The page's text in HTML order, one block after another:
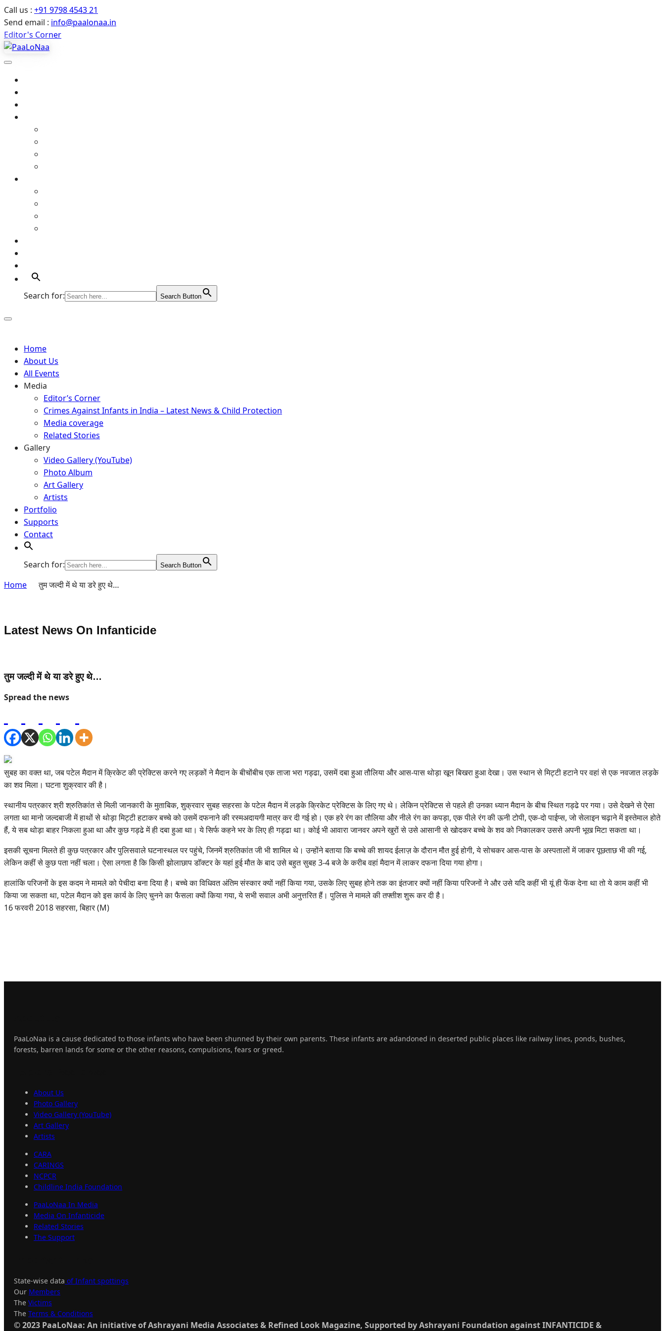
Call us : +91 9798 4543 21
Send email : info@paalonaa.in
Editor's Corner
Search for: Search Button
Home
About Us
All Events
Media
Editor’s Corner
Crimes Against Infants in India – Latest News & Child Protection
Media coverage
Related Stories
Gallery
Video Gallery (YouTube)
Photo Album
Art Gallery
Artists
Portfolio
Supports
Contact
Search for: Search Button
Home तुम जल्दी में थे या डरे हुए थे…
Latest News On Infanticide
तुम जल्दी में थे या डरे हुए थे…
Spread the news
सुबह का वक्त था, जब पटेल मैदान में क्रिकेट की प्रेक्टिस करने गए लड़कों ने मैदान के बीचोंबीच एक ताजा भरा गड्ढा, उसमें दबा हुआ तौलिया और आस-पास थोड़ा खून बिखरा हुआ देखा। उस स्थान से मिट्टी हटाने पर वहां से एक नवजात लड़के
का शव मिला। घटना शुक्रवार की है।
स्थानीय पत्रकार श्री श्रुतिकांत से मिली जानकारी के मुताबिक, शुक्रवार सुबह सहरसा के पटेल मैदान में लड़के क्रिकेट प्रेक्टिस के लिए गए थे। लेकिन प्रेक्टिस से पहले ही उनका ध्यान मैदान के बीच स्थित गड्ढे पर गया। उसे देखने से ऐसा
लगता था मानो जल्दबाजी में हाथों से थोड़ा मिट्टी हटाकर बच्चे को उसमें दफनाने की रस्मअदायगी मात्र कर दी गई हो। एक हरे रंग का तौलिया और नीले रंग का कपड़ा, एक पीले रंग की ऊनी टोपी, एक-दो पाईप्स, जो सेलाइन चढ़ाने में इस्तेमाल होते
हैं, ये सब थोड़ा बाहर निकला हुआ था और कुछ गड्ढे में ही दबा हुआ था। ये सिर्फ कहने भर के लिए ही गड्ढा था। कोई भी आवारा जानवर अपने खुरों से उसे आसानी से खोदकर बच्चे के शव को निकालकर उससे अपनी भूख मिटा सकता था।
इसकी सूचना मिलते ही कुछ पत्रकार और पुलिसवाले घटनास्थल पर पहुंचे, जिनमें श्रुतिकांत जी भी शामिल थे। उन्होंने बताया कि बच्चे की शायद ईलाज़ के दौरान मौत हुई होगी, ये सोचकर आस-पास के अस्पतालों में जाकर पूछताछ भी की गई,
लेकिन कहीं से कुछ पता नहीं चला। ऐसा लगता है कि किसी झोलाछाप डॉक्टर के यहां हुई मौत के बाद उसे बहुत सुबह 3-4 बजे के करीब वहां मैदान में लाकर दफना दिया गया होगा।
हालांकि परिजनों के इस कदम ने मामले को पेचीदा बना दिया है। बच्चे का विधिवत अंतिम संस्कार क्यों नहीं किया गया, उसके लिए सुबह होने तक का इंतजार क्यों नहीं किया परिजनों ने और उसे यदि कहीं भी यूं ही फेंक देना था तो ये काम कहीं भी
किया जा सकता था, पटेल मैदान को इस कार्य के लिए चुनने का फैसला क्यों किया गया, ये सभी सवाल अभी अनुत्तरित हैं। पुलिस ने मामले की तफ्तीश शुरू कर दी है।
16 फरवरी 2018 सहरसा, बिहार (M)
PaaLoNaa is a cause dedicated to those infants who have been shunned by their own parents. These infants are adandoned in deserted public places like railway lines, ponds, bushes,
forests, barren lands for some or the other reasons, compulsions, fears or greed.
About Us
Photo Gallery
Video Gallery (YouTube)
Art Gallery
Artists
CARA
CARINGS
NCPCR
Childline India Foundation
PaaLoNaa In Media
Media On Infanticide
Related Stories
The Support
State-wise data of Infant spottings
Our Members
The Victims
The Terms & Conditions
© 2023 PaaLoNaa: An initiative of Ashrayani Media Associates & Refined Look Magazine, Supported by Ashrayani Foundation against INFANTICIDE &